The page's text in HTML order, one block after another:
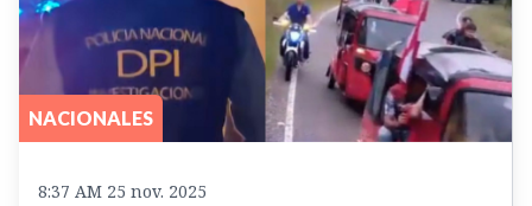
NACIONALES
8:37 AM 25 nov. 2025